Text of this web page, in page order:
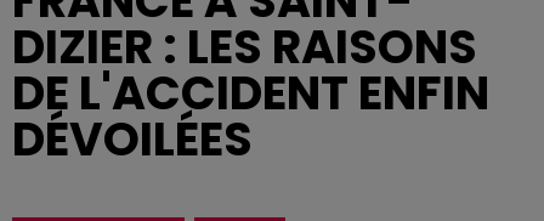
DIZIER : LES RAISONS
DE L'ACCIDENT ENFIN
DÉVOILÉES